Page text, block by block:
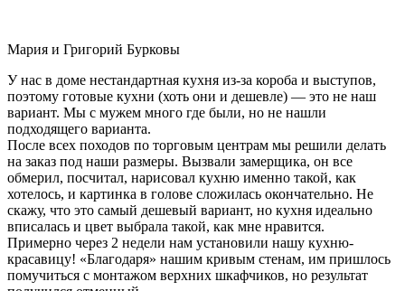
Мария и Григорий Бурковы
У нас в доме нестандартная кухня из-за короба и выступов,
поэтому готовые кухни (хоть они и дешевле) — это не наш
вариант. Мы с мужем много где были, но не нашли
подходящего варианта.
После всех походов по торговым центрам мы решили делать
на заказ под наши размеры. Вызвали замерщика, он все
обмерил, посчитал, нарисовал кухню именно такой, как
хотелось, и картинка в голове сложилась окончательно. Не
скажу, что это самый дешевый вариант, но кухня идеально
вписалась и цвет выбрала такой, как мне нравится.
Примерно через 2 недели нам установили нашу кухню-
красавицу! «Благодаря» нашим кривым стенам, им пришлось
помучиться с монтажом верхних шкафчиков, но результат